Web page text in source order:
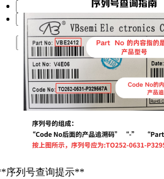
提交
序列号查询提示**